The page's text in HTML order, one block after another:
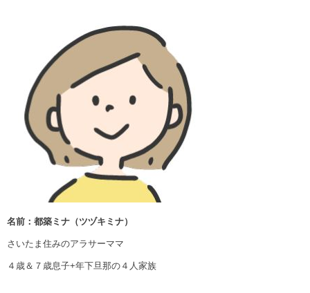
名前：都築ミナ（ツヅキミナ）
さいたま住みのアラサーママ
４歳＆７歳息子+年下旦那の４人家族